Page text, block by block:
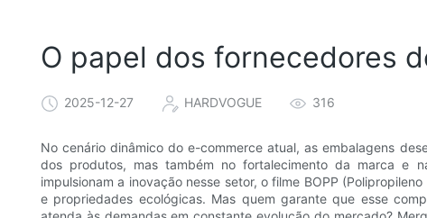
O papel dos fornecedores
2025-12-27 HARDVOGUE 316
No cenário dinâmico do e-commerce atual, as embalagens
dos produtos, mas também no fortalecimento da marca e
impulsionam a inovação nesse setor, o filme BOPP
e propriedades ecológicas. Mas quem garante que esse